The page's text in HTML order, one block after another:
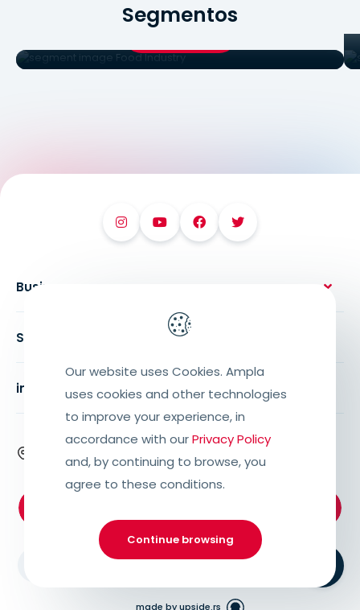
Segmentos
Business
Solutions
institutional
Rua Alexandre Bramatti, 673, Centro,
Getúlio Vargas – RS, 99900-000
made by upside.rs
Our website uses Cookies. Ampla
uses cookies and other technologies
to improve your experience, in
accordance with ourPrivacy Policy
and, by continuing to browse, you
agree to these conditions.
Continue browsing